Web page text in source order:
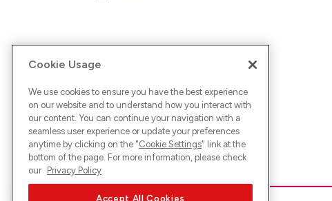
Cookie Usage
We use cookies to ensure you have the best experience
on our website and to understand how you interact with
our content. You can continue your navigation with a
seamless user experience or update your preferences
anytime by clicking on the "Cookie Settings" link at the
bottom of the page. For more information, please check
our Privacy Policy
Accept All Cookies